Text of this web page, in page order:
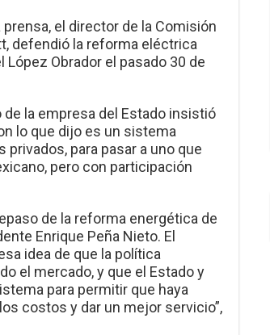
el director de la Comisión
defendió la reforma eléctrica
Obrador el pasado 30 de
la empresa del Estado insistió
lo que dijo es un sistema
para pasar a uno que
pero con participación
de la reforma energética de
Enrique Peña Nieto. El
idea de que la política
el mercado, y que el Estado y
para permitir que haya
costos y dar un mejor servicio”,